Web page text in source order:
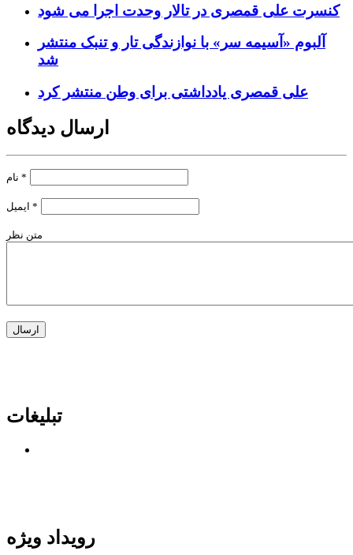
کنسرت علی قمصری در تالار وحدت اجرا می شود
آلبوم «آسیمه سر» با نوازندگی تار و تنبک منتشر
شد
علی قمصری یادداشتی برای وطن منتشر کرد
ارسال دیدگاه
*
*
متن نظر
تبلیغات
رویداد ویژه